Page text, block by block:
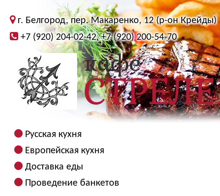
г. Белгород, пер. Макаренко, 12 (р-он Крейды)
+7 (920) 204-02-42, +7 (920) 200-54-70
Русская кухня
Европейская кухня
Доставка еды
Проведение банкетов